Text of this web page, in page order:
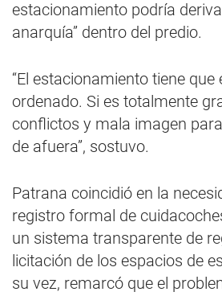
estacionamiento podría
anarquía” dentro del predio.
“El estacionamiento tiene
ordenado. Si es totalmente
conflictos y mala imagen
de afuera”, sostuvo.
Patrana coincidió en la
registro formal de
un sistema transparente de
licitación de los espacios de
su vez, remarcó que el